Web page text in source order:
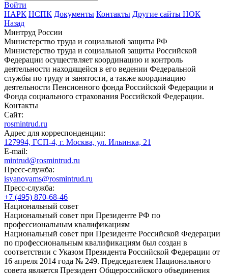
Войти
НАРК НСПК Документы Контакты Другие сайты НОК
Назад
Минтруд России
Министерство труда и социальной защиты РФ
Министерство труда и социальной защиты Российской
Федерации осуществляет координацию и контроль
деятельности находящейся в его ведении Федеральной
службы по труду и занятости, а также координацию
деятельности Пенсионного фонда Российской Федерации и
Фонда социального страхования Российской Федерации.
Контакты
Сайт:
rosmintrud.ru
Адрес для корреспонденции:
127994, ГСП-4, г. Москва, ул. Ильинка, 21
E-mail:
mintrud@rosmintrud.ru
Пресс-служба:
isyanovams@rosmintrud.ru
Пресс-служба:
+7 (495) 870-68-46
Национальный совет
Национальный совет при Президенте РФ по
профессиональным квалификациям
Национальный совет при Президенте Российской Федерации
по профессиональным квалификациям был создан в
соответствии с Указом Президента Российской Федерации от
16 апреля 2014 года № 249. Председателем Национального
совета является Президент Общероссийского объединения